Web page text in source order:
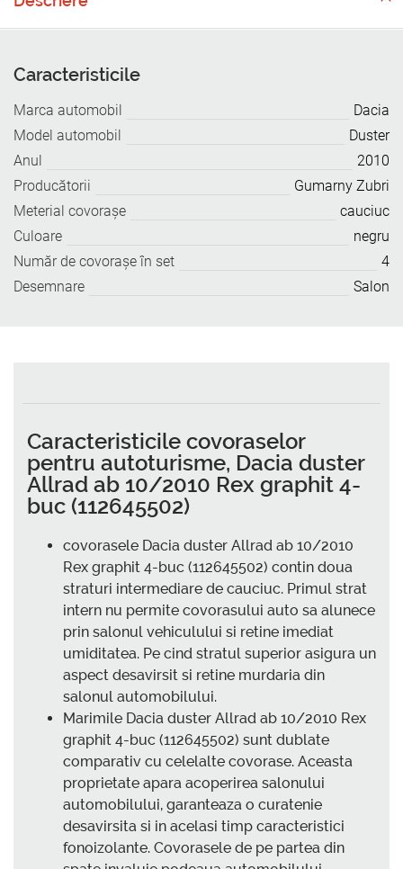
Caracteristicile
Marca automobil
Dacia
Model automobil
Duster
Anul
2010
Producătorii
Gumarny Zubri
Meterial covoraşe
cauciuc
Culoare
negru
Număr de covoraşe în set
4
Desemnare
Salon
Caracteristicile covoraselor
pentru autoturisme, Dacia duster
Allrad ab 10/2010 Rex graphit 4-
buc (112645502)
covorasele Dacia duster Allrad ab 10/2010
Rex graphit 4-buc (112645502) contin doua
straturi intermediare de cauciuc. Primul strat
intern nu permite covorasului auto sa alunece
prin salonul vehiculului si retine imediat
umiditatea. Pe cind stratul superior asigura un
aspect desavirsit si retine murdaria din
salonul automobilului.
Marimile Dacia duster Allrad ab 10/2010 Rex
graphit 4-buc (112645502) sunt dublate
comparativ cu celelalte covorase. Aceasta
proprietate apara acoperirea salonului
automobilului, garanteaza o curatenie
desavirsita si in acelasi timp caracteristici
fonoizolante. Covorasele de pe partea din